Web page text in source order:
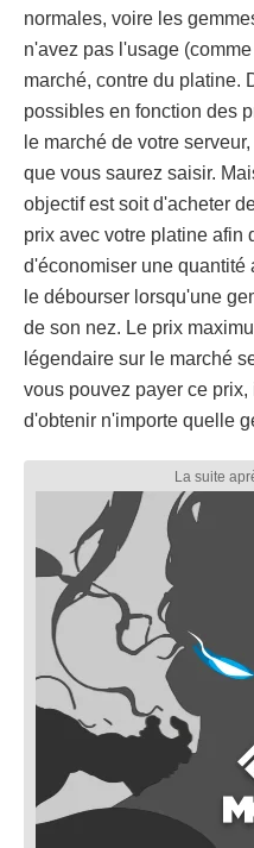
normales, voire les
n'avez pas l'usage
marché, contre du platine.
possibles en fonction des
le marché de votre
que vous saurez saisir.
objectif est soit d'acheter
prix avec votre platine afin
d'économiser une quantité
le débourser lorsqu'une
de son nez. Le prix
légendaire sur le marché
vous pouvez payer ce
d'obtenir n'importe quelle